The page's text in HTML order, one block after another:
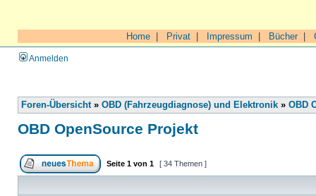
Home Privat Impressum Bücher|
Anmelden
Foren-Übersicht» OBD (Fahrzeugdiagnose) und Elektronik » OBD
OBD OpenSource Projekt
Seite 1 von 1 [ 34 Themen ]